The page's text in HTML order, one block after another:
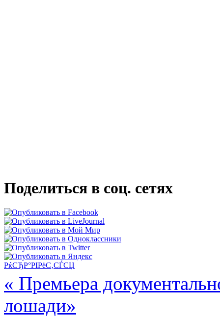
Поделиться в соц. сетях
РќСЂР°РІРёС‚СЃСЏ
« Премьера
лошади»